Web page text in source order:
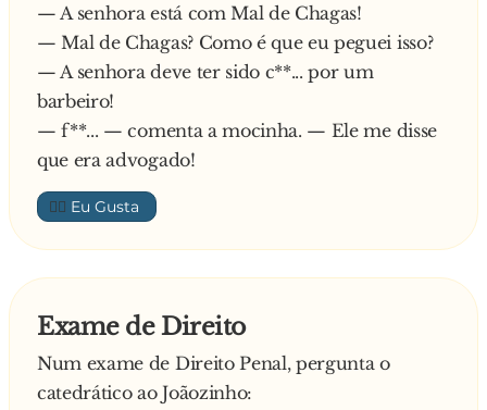
— A senhora está com Mal de Chagas!
— Mal de Chagas? Como é que eu peguei isso?
— A senhora deve ter sido c**... por um
barbeiro!
— f**... — comenta a mocinha. — Ele me disse
que era advogado!
👍🏼
Exame de Direito
Num exame de Direito Penal, pergunta o
catedrático ao Joãozinho: